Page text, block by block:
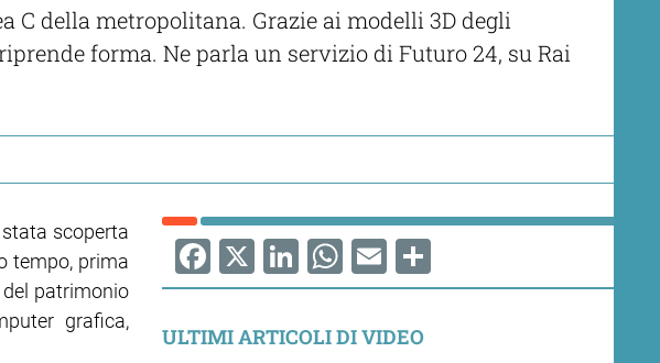
C della metropolitana. Grazie ai modelli 3D degli
forma. Ne parla un servizio di Futuro 24, su Rai
scoperta
tempo, prima
patrimonio
grafica,
Facebook
X LinkedIn
WhatsApp
EmailShare
ULTIMI ARTICOLI DI VIDEO